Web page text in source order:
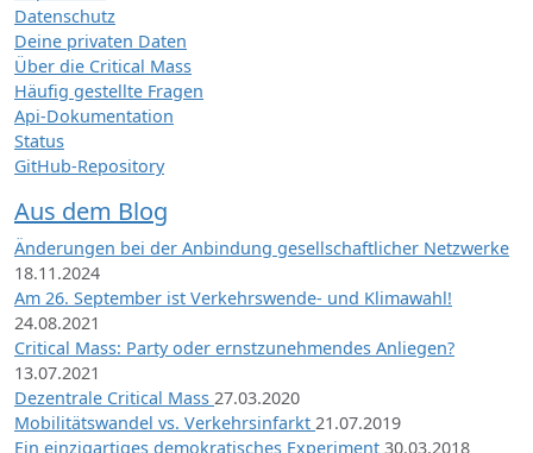
Datenschutz
Deine privaten Daten
Über die Critical Mass
Häufig gestellte Fragen
Api-Dokumentation
Status
GitHub-Repository
Aus dem Blog
Änderungen bei der Anbindung gesellschaftlicher Netzwerke
18.11.2024
Am 26. September ist Verkehrswende- und Klimawahl!
24.08.2021
Critical Mass: Party oder ernstzunehmendes Anliegen?
13.07.2021
Dezentrale Critical Mass 27.03.2020
Mobilitätswandel vs. Verkehrsinfarkt 21.07.2019
Ein einzigartiges demokratisches Experiment 30.03.2018